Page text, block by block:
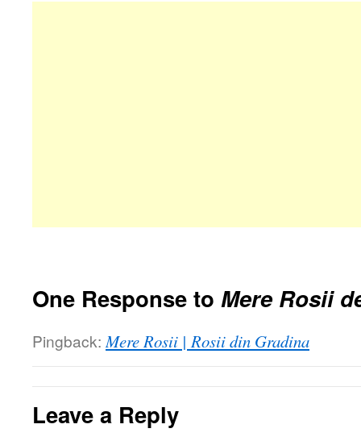
One Response to Mere Rosii
Pingback: Mere Rosii | Rosii din Gradina
Leave a Reply